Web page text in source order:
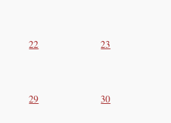
22 23
29 30